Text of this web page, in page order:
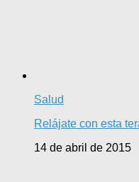
Salud
Relájate con esta
14 de abril de 2015